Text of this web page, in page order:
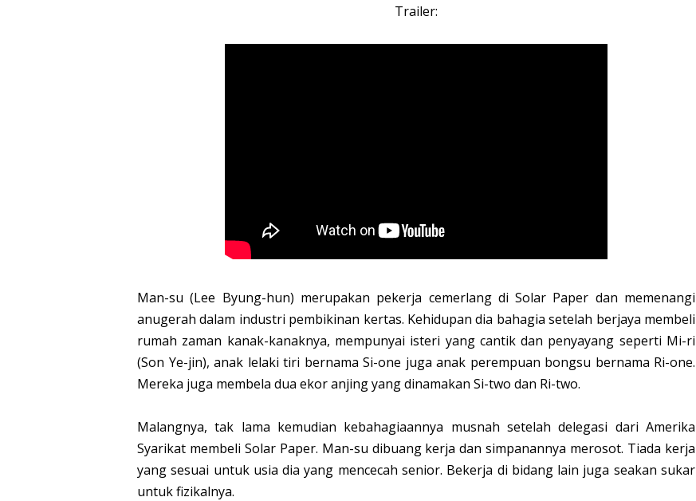
Trailer:
Man-su (Lee Byung-hun) merupakan pekerja cemerlang di Solar Paper dan memenangi
anugerah dalam industri pembikinan kertas. Kehidupan dia bahagia setelah berjaya membeli
rumah zaman kanak-kanaknya, mempunyai isteri yang cantik dan penyayang seperti Mi-ri
(Son Ye-jin), anak lelaki tiri bernama Si-one juga anak perempuan bongsu bernama Ri-one.
Mereka juga membela dua ekor anjing yang dinamakan Si-two dan Ri-two.
Malangnya, tak lama kemudian kebahagiaannya musnah setelah delegasi dari Amerika
Syarikat membeli Solar Paper. Man-su dibuang kerja dan simpanannya merosot. Tiada kerja
yang sesuai untuk usia dia yang mencecah senior. Bekerja di bidang lain juga seakan sukar
untuk fizikalnya.